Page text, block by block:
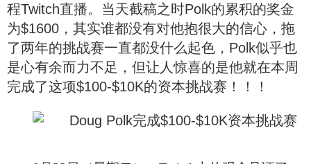
程Twitch直播。当天截稿之时Polk的累积的奖金
为$1600 ，其实谁都没有对他抱很大的信心，拖
了两年的挑战赛一直都没什么起色， Polk似乎也
是心有余而力不足，但让人惊喜的是他就在本周
完成了这项$100-$10K的资本挑战赛！！！